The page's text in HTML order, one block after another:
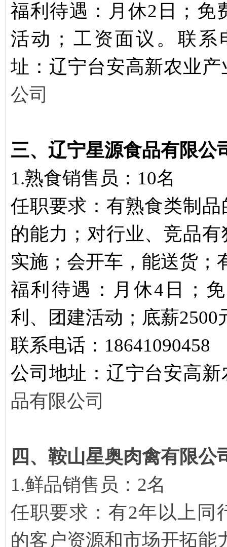
福利待遇：月休2日；免
活动；工资面议。联系
址：辽宁台安高新农业产
公司
三、辽宁星源食品有限公
1.熟食销售员：10名
任职要求：有熟食类制
的能力；对行业、竞品
实施；会开车，能送货；
福利待遇：月休4日；
利、团建活动；底薪2500
联系电话：18641090458
公司地址：辽宁台安高
品有限公司
四、鞍山星奥肉禽有限公
1.鲜品销售员：2名
任职要求：有2年以上同
的客户资源和市场开拓能